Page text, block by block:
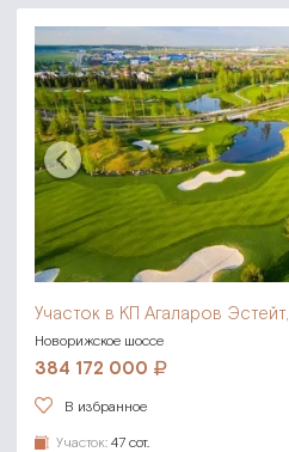
Участок в КП Агаларов Эстейт,
Новорижское шоссе
384 172 000
В избранное
Участок: 47 сот.